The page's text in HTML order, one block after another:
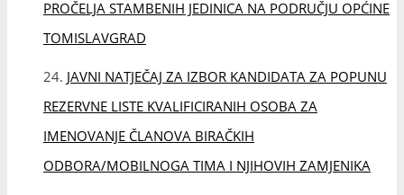
LOKALNE CESTE U NASELJU ŠUJICA
SOLARNA ELEKTRANA NA VODOCRPILIŠTU
OSTROŽAC – KORAK PREMA ODRŽIVOM RAZVOJU
POZIV ZA IZRAŽAVANJE INTERESA ZA IZBOR NOVIH
PRIVREMENIH ZEMLJIŠNOKNJIŽNIH ASISTENATA